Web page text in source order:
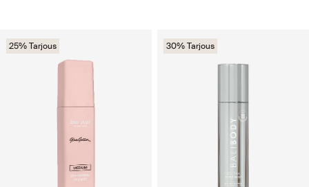
25% Tarjous 30% Tarjous